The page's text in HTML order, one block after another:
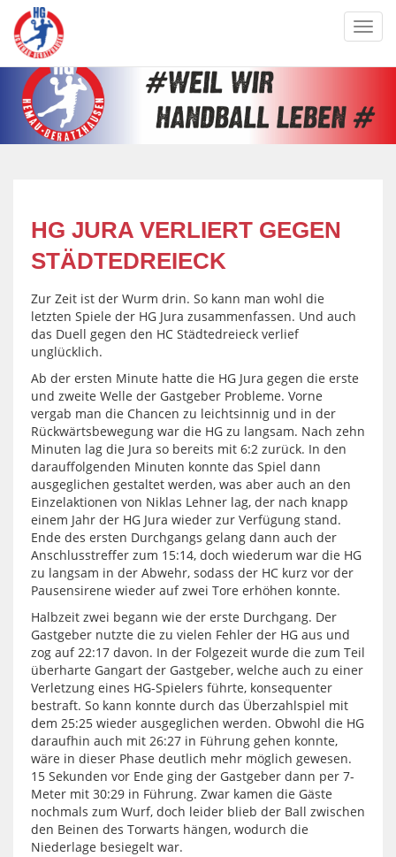
HG JURA VERLIERT GEGEN
STÄDTEDREIECK
Zur Zeit ist der Wurm drin. So kann man wohl die
letzten Spiele der HG Jura zusammenfassen. Und auch
das Duell gegen den HC Städtedreieck verlief
unglücklich.
Ab der ersten Minute hatte die HG Jura gegen die erste
und zweite Welle der Gastgeber Probleme. Vorne
vergab man die Chancen zu leichtsinnig und in der
Rückwärtsbewegung war die HG zu langsam. Nach zehn
Minuten lag die Jura so bereits mit 6:2 zurück. In den
darauffolgenden Minuten konnte das Spiel dann
ausgeglichen gestaltet werden, was aber auch an den
Einzelaktionen von Niklas Lehner lag, der nach knapp
einem Jahr der HG Jura wieder zur Verfügung stand.
Ende des ersten Durchgangs gelang dann auch der
Anschlusstreffer zum 15:14, doch wiederum war die HG
zu langsam in der Abwehr, sodass der HC kurz vor der
Pausensirene wieder auf zwei Tore erhöhen konnte.
Halbzeit zwei begann wie der erste Durchgang. Der
Gastgeber nutzte die zu vielen Fehler der HG aus und
zog auf 22:17 davon. In der Folgezeit wurde die zum Teil
überharte Gangart der Gastgeber, welche auch zu einer
Verletzung eines HG-Spielers führte, konsequenter
bestraft. So kann konnte durch das Überzahlspiel mit
dem 25:25 wieder ausgeglichen werden. Obwohl die HG
daraufhin auch mit 26:27 in Führung gehen konnte,
wäre in dieser Phase deutlich mehr möglich gewesen.
15 Sekunden vor Ende ging der Gastgeber dann per 7-
Meter mit 30:29 in Führung. Zwar kamen die Gäste
nochmals zum Wurf, doch leider blieb der Ball zwischen
den Beinen des Torwarts hängen, wodurch die
Niederlage besiegelt war.